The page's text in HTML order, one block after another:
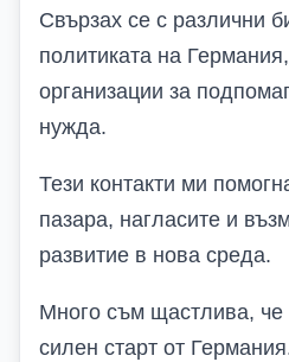
Свързах се с различни
политиката на
организации за
нужда.
Тези контакти ми
пазара, нагласите и
развитие в нова среда.
Много съм щастлива, че
силен старт от